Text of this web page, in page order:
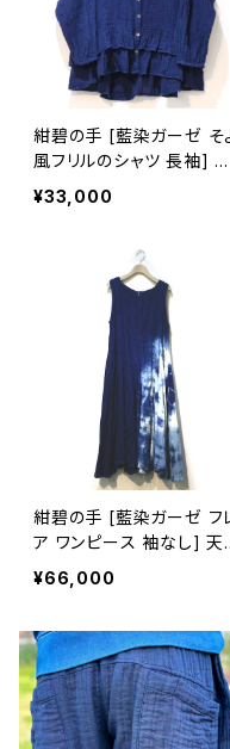
紺碧の手 [藍染ガーゼ そ
風フリルのシャツ 長袖] 天
然藍染×国産ガーゼ ※職
手染め
¥33,000
紺碧の手 [藍染ガーゼ フ
ア ワンピース 袖なし] 天
藍染×国産ガーゼ ※職人
¥66,000